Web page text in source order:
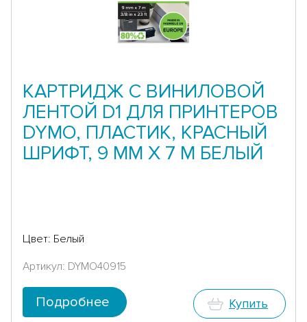
КАРТРИДЖ С ВИНИЛОВОЙ
ЛЕНТОЙ D1 ДЛЯ ПРИНТЕРОВ
DYMO, ПЛАСТИК, КРАСНЫЙ
ШРИФТ, 9 ММ Х 7 М БЕЛЫЙ
Цвет: Белый
Артикул: DYMO40915
Подробнее Купить